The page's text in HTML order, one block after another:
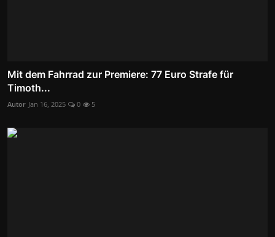
Mit dem Fahrrad zur Premiere: 77 Euro Strafe für
Timoth...
Autor Jan 16, 2025 0 5